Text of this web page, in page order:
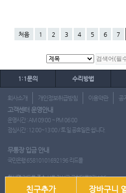
처음 1 2 3 4 5 6 7
1:1문의 수리방법
회사소개 개인정보취급방침 이용약관 공
고객센터 운영안내
운영시간 : AM 09:00 ~ PM 06:00
점심시간 : 12:00~13:00 / 토.일.공휴일은 쉽니다.
무통장 입금 안내
국민은행 65810101692196 리드몰
회사명리드몰주소서울 강서구 국회대로7길 126
사업자 등록번호412-10-97537 이영은전화02-
친구추가 장바구니